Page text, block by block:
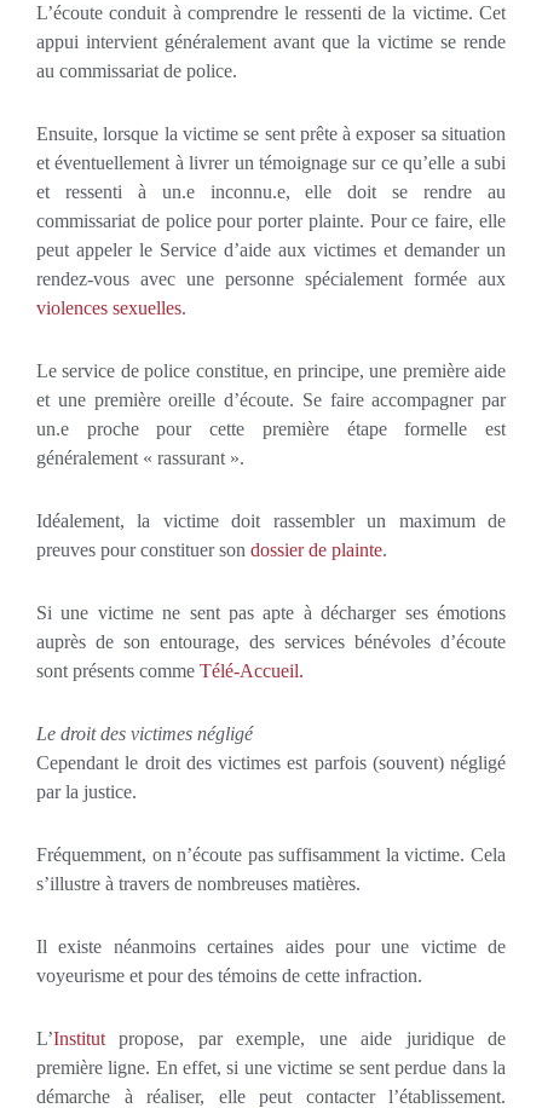
L’écoute conduit à comprendre le ressenti de la victime. Cet
appui intervient généralement avant que la victime se rende
au commissariat de police.
Ensuite, lorsque la victime se sent prête à exposer sa situation
et éventuellement à livrer un témoignage sur ce qu’elle a subi
et ressenti à un.e inconnu.e, elle doit se rendre au
commissariat de police pour porter plainte. Pour ce faire, elle
peut appeler le Service d’aide aux victimes et demander un
rendez-vous avec une personne spécialement formée aux
violences sexuelles.
Le service de police constitue, en principe, une première aide
et une première oreille d’écoute. Se faire accompagner par
un.e proche pour cette première étape formelle est
généralement « rassurant ».
Idéalement, la victime doit rassembler un maximum de
preuves pour constituer son dossier de plainte.
Si une victime ne sent pas apte à décharger ses émotions
auprès de son entourage, des services bénévoles d’écoute
sont présents comme Télé-Accueil.
Le droit des victimes négligé
Cependant le droit des victimes est parfois (souvent) négligé
par la justice.
Fréquemment, on n’écoute pas suffisamment la victime. Cela
s’illustre à travers de nombreuses matières.
Il existe néanmoins certaines aides pour une victime de
voyeurisme et pour des témoins de cette infraction.
L’Institut propose, par exemple, une aide juridique de
première ligne. En effet, si une victime se sent perdue dans la
démarche à réaliser, elle peut contacter l’établissement.